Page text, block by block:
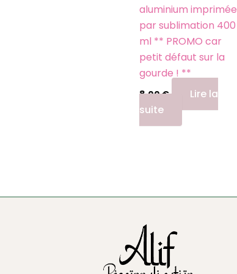
aluminium imprimée
par sublimation 400
ml ** PROMO car
petit défaut sur la
gourde ! **
8,00€
Lire la
suite